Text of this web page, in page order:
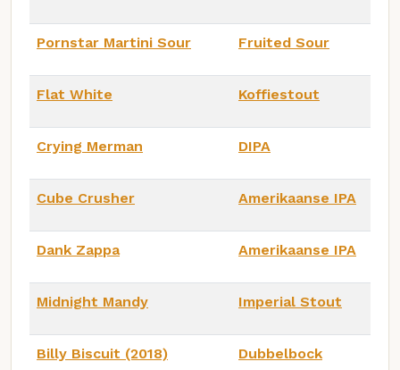
Pornstar Martini Sour Fruited Sour
Flat White Koffiestout
Crying Merman DIPA
Cube Crusher Amerikaanse IPA
Dank Zappa Amerikaanse IPA
Midnight Mandy Imperial Stout
Billy Biscuit (2018) Dubbelbock